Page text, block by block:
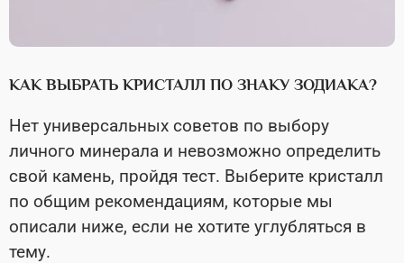
КАК ВЫБРАТЬ КРИСТАЛЛ ПО ЗНАКУ ЗОДИАКА?
Нет универсальных советов по выбору
личного минерала и невозможно определить
свой камень, пройдя тест. Выберите кристалл
по общим рекомендациям, которые мы
описали ниже, если не хотите углубляться в
тему.